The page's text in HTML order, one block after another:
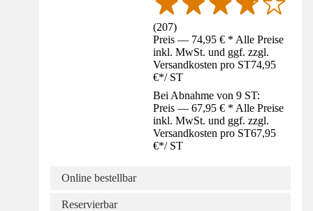
(207)
Preis — 74,95 € * Alle Preise
inkl. MwSt. und ggf. zzgl.
Versandkosten pro ST74,95
€*/ ST
Bei Abnahme von 9 ST:
Preis — 67,95 € * Alle Preise
inkl. MwSt. und ggf. zzgl.
Versandkosten pro ST67,95
€*/ ST
Online bestellbar
Reservierbar